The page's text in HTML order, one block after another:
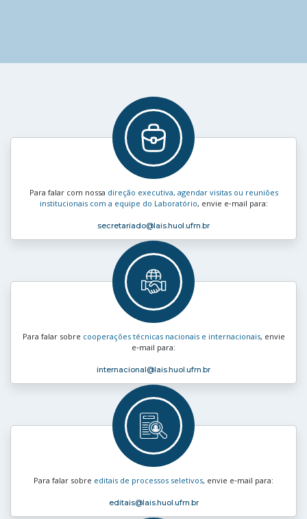
Para falar com nossa direção executiva, agendar visitas ou reuniões
institucionais com a equipe do Laboratório, envie e‑mail para:
secretariado@lais.huol.ufrn.br
Para falar sobre cooperações técnicas nacionais e internacionais, envie
e‑mail para:
internacional@lais.huol.ufrn.br
Para falar sobre editais de processos seletivos, envie e‑mail para:
editais@lais.huol.ufrn.br